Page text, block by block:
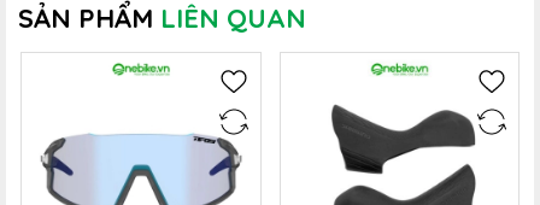
IsoStrut tạo ra hệ thống giảm xóc có thể tùy chỉnh và
SẢN PHẨM LIÊN QUAN